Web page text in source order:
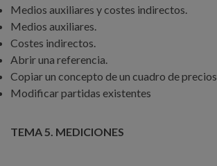
Medios auxiliares y costes indirectos.
Medios auxiliares.
Costes indirectos.
Abrir una referencia.
Copiar un concepto de un cuadro de precios.
Modificar partidas existentes
TEMA 5. MEDICIONES